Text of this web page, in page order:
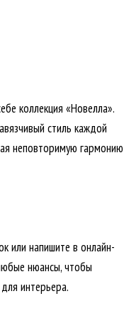
коллекция «Новелла».
стиль каждой
неповторимую гармонию
или напишите в онлайн-
нюансы, чтобы
интерьера.